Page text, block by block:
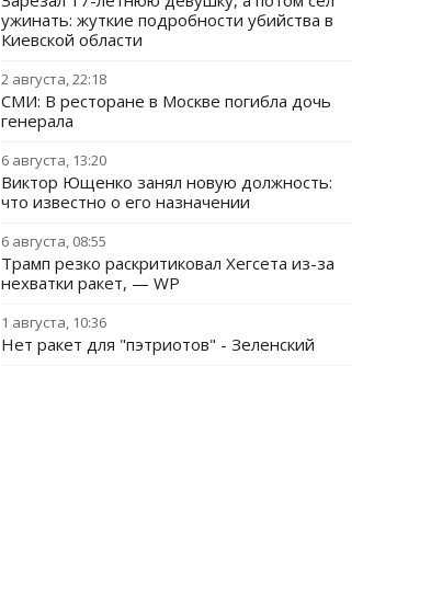
ужинать: жуткие подробности убийства в
Киевской области
2 августа, 22:18
СМИ: В ресторане в Москве погибла дочь
генерала
6 августа, 13:20
Виктор Ющенко занял новую должность:
что известно о его назначении
6 августа, 08:55
Трамп резко раскритиковал Хегсета из-за
нехватки ракет, — WP
1 августа, 10:36
Нет ракет для "пэтриотов" - Зеленский